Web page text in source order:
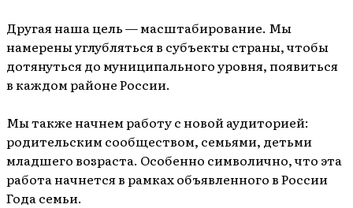
Другая наша цель — масштабирование. Мы
намерены углубляться в субъекты страны, чтобы
дотянуться до муниципального уровня, появиться
в каждом районе России.
Мы также начнем работу с новой аудиторией:
родительским сообществом, семьями, детьми
младшего возраста. Особенно символично, что эта
работа начнется в рамках объявленного в России
Года семьи.